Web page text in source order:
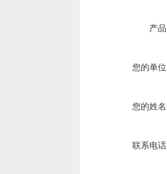
产
您的单
您的姓
联系电